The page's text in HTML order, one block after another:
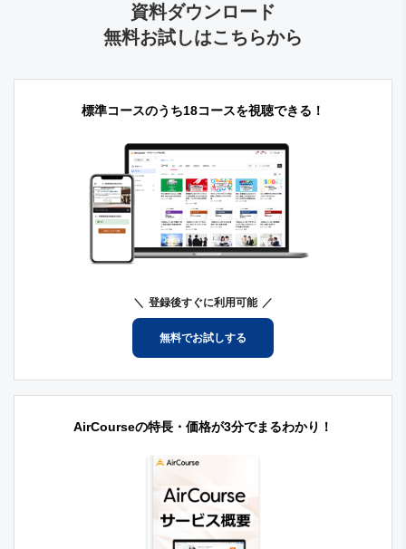
資料ダウンロード
無料お試しはこちらから
標準コースのうち18コースを視聴できる！
登録後すぐに利用可能
無料でお試しする
AirCourseの特長・価格が3分でまるわかり！